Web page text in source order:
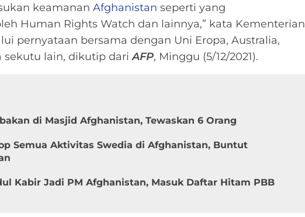
keamanan Afghanistan seperti yang
Human Rights Watch dan lainnya,” kata Kementerian
pernyataan bersama dengan Uni Eropa, Australia,
sekutu lain, dikutip dariAFP, Minggu (5/12/2021).
di Masjid Afghanistan, Tewaskan 6 Orang
Semua Aktivitas Swedia di Afghanistan, Buntut
Kabir Jadi PM Afghanistan, Masuk Daftar Hitam PBB